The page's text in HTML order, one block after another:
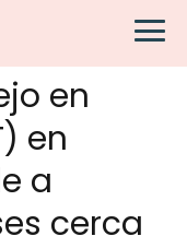
en
en
a
cerca